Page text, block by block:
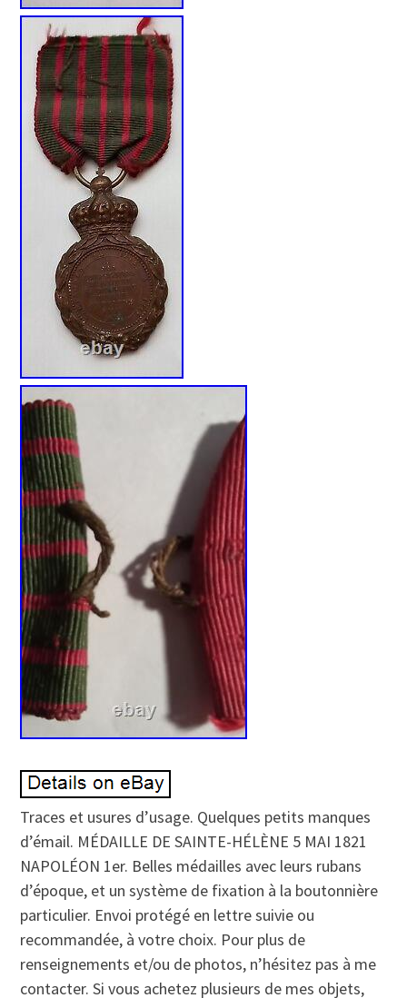
Traces et usures d’usage. Quelques petits manques
d’émail. MÉDAILLE DE SAINTE-HÉLÈNE 5 MAI 1821
NAPOLÉON 1er. Belles médailles avec leurs rubans
d’époque, et un système de fixation à la boutonnière
particulier. Envoi protégé en lettre suivie ou
recommandée, à votre choix. Pour plus de
renseignements et/ou de photos, n’hésitez pas à me
contacter. Si vous achetez plusieurs de mes objets,